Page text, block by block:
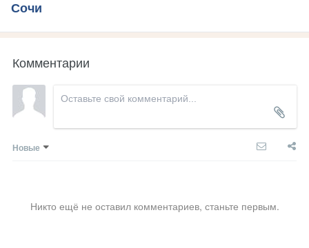
Сочи
Комментарии
Новые
Никто ещё не оставил комментариев, станьте первым.